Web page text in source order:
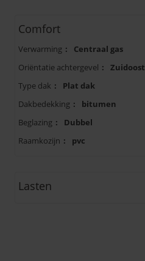
Comfort
Verwarming :
Centraal gas
Oriëntatie achtergevel :
Zuidoost
Type dak :
Plat dak
Dakbedekking :
bitumen
Beglazing :
Dubbel
Raamkozijn : pvc
Lasten